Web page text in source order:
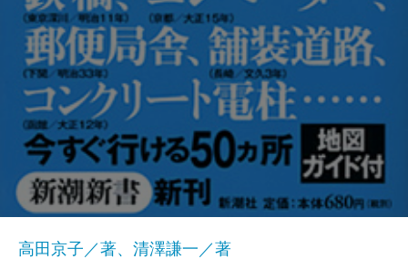
高田京子／著、清澤謙一／著